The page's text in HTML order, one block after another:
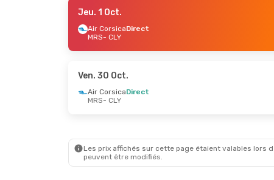
- Jeu. 8 Oct.
- Dim. 18 Oct.
CLY
- MRS
Jeu. 1 Oct.
Air CorsicaDirect
MRS- CLY
Ven. 30 Oct.
Air CorsicaDirect
MRS- CLY
Les prix affichés sur cette page étaient valables lors
peuvent être modifiés.